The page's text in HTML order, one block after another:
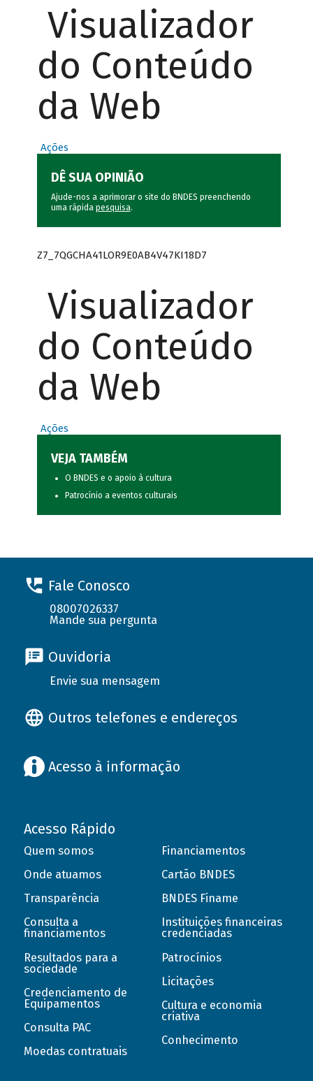
Visualizador
do Conteúdo
da Web
Ações
DÊ SUA OPINIÃO
Ajude-nos a aprimorar o site do BNDES preenchendo
uma rápida pesquisa.
Z7_7QGCHA41LOR9E0AB4V47KI18D7
Visualizador
do Conteúdo
da Web
Ações
VEJA TAMBÉM
O BNDES e o apoio à cultura
Patrocínio a eventos culturais
Fale Conosco
08007026337
Mande sua pergunta
Ouvidoria
Envie sua mensagem
Outros telefones e endereços
Acesso à informação
Acesso Rápido
Quem somos
Onde atuamos
Transparência
Consulta a
financiamentos
Resultados para a
sociedade
Credenciamento de
Equipamentos
Consulta PAC
Moedas contratuais
Financiamentos
Cartão BNDES
BNDES Finame
Instituições financeiras
credenciadas
Patrocínios
Licitações
Cultura e economia
criativa
Conhecimento